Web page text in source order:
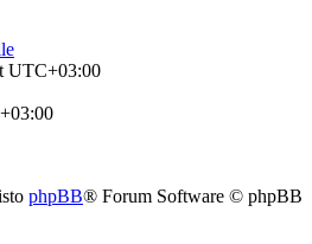
UTC+03:00
phpBB® Forum Software © phpBB